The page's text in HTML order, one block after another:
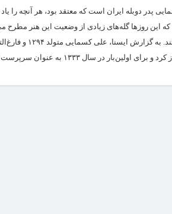
دوبله ایران است که معتقد بود، هر آنچه را یاد
این روزها گله‌های زیادی از وضعیت این هنر
فقط در یک سال گذشته از